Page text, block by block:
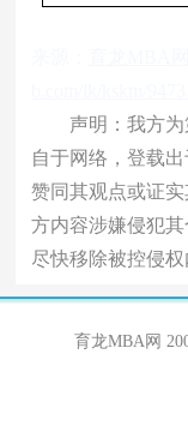
声明：我方为
自于网络，登载
赞同其观点或证
方内容涉嫌侵犯
尽快移除被控侵权
育龙MBA网